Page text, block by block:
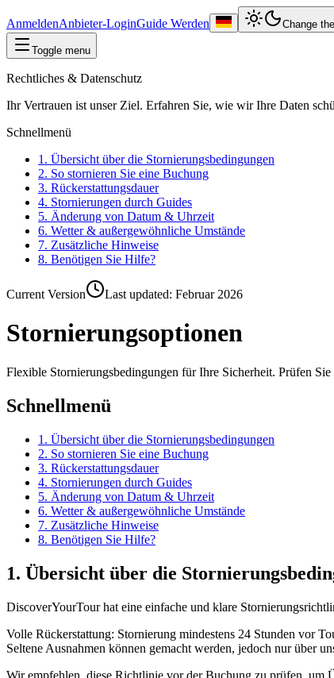
AnmeldenAnbieter-LoginGuide Werden Change
Toggle menu
Rechtliches & Datenschutz
Ihr Vertrauen ist unser Ziel. Erfahren Sie, wie wir Ihre Daten
Schnellmenü
1. Übersicht über die Stornierungsbedingungen
2. So stornieren Sie eine Buchung
3. Rückerstattungsdauer
4. Stornierungen durch Guides
5. Änderung von Datum & Uhrzeit
6. Wetter & außergewöhnliche Umstände
7. Zusätzliche Hinweise
8. Benötigen Sie Hilfe?
Current Version Last updated: Februar 2026
Stornierungsoptionen
Flexible Stornierungsbedingungen für Ihre Sicherheit. Prüfen
Schnellmenü
1. Übersicht über die Stornierungsbedingungen
2. So stornieren Sie eine Buchung
3. Rückerstattungsdauer
4. Stornierungen durch Guides
5. Änderung von Datum & Uhrzeit
6. Wetter & außergewöhnliche Umstände
7. Zusätzliche Hinweise
8. Benötigen Sie Hilfe?
1. Übersicht über die
DiscoverYourTour hat eine einfache und klare
Volle Rückerstattung: Stornierung mindestens 24 Stunden vor
Seltene Ausnahmen können gemacht werden, jedoch nur über
Wir empfehlen, diese Richtlinie vor der Buchung zu prüfen, um